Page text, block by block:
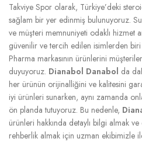
Takviye Spor olarak, Türkiye’deki
sağlam bir yer edinmiş bulunuyoruz.
ve müşteri memnuniyeti odaklı hizmet
güvenilir ve tercih edilen isimlerden
Pharma markasının ürünlerini
duyuyoruz. Dianabol Danabol da
her ürünün orijinalliğini ve kalitesini
iyi ürünleri sunarken, aynı zamanda
ön planda tutuyoruz. Bu nedenle,
ürünleri hakkında detaylı bilgi almak
rehberlik almak için uzman ekibimizle